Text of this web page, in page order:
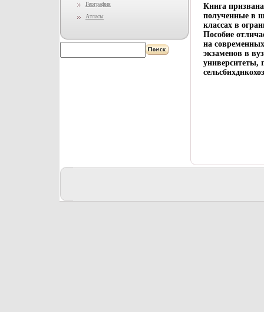
География
Атласы
Книга
полученные в
классах в
Пособие
на
экзаменов в
университеты,